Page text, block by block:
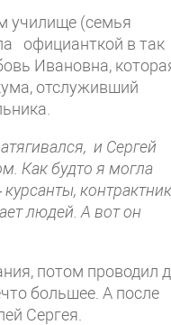
училище (семья
официанткой в так
Ивановна,
отслуживший
и Сергей
Как будто я могла
людей. А вот он
потом проводил
большее. А после
Сергея.